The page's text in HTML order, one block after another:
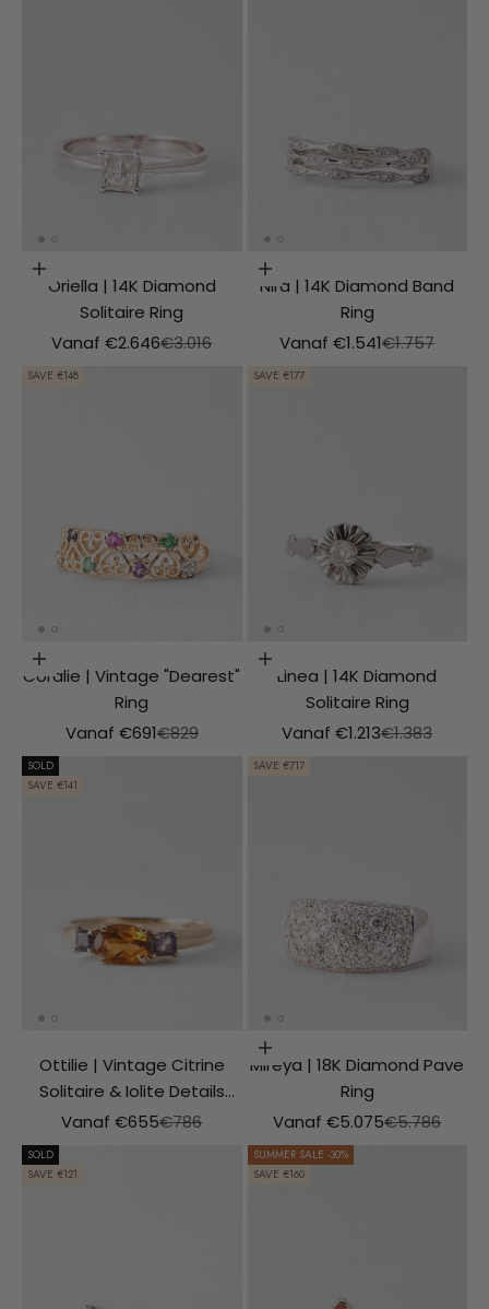
Choosing options
Oriella | 14K Diamond
Solitaire Ring
Aanbiedingsprijs
Vanaf €2.646Normale prijs
€3.016
Choosing options
Nira | 14K Diamond Band
Ring
Aanbiedingsprijs
Vanaf €1.541Normale prijs
€1.757
SAVE €148
Choosing options
Coralie | Vintage "Dearest"
Ring
Aanbiedingsprijs
Vanaf €691Normale prijs
€829
SAVE €177
Choosing options
Linea | 14K Diamond
Solitaire Ring
Aanbiedingsprijs
Vanaf €1.213Normale prijs
€1.383
SOLD
SAVE €141
Ottilie | Vintage Citrine
Solitaire & Iolite Details
Ring
Aanbiedingsprijs
Vanaf €655Normale prijs
€786
SAVE €717
Choosing options
Mireya | 18K Diamond Pave
Ring
Aanbiedingsprijs
Vanaf €5.075Normale prijs
€5.786
SOLD
SAVE €121
SUMMER SALE -30%
SAVE €160